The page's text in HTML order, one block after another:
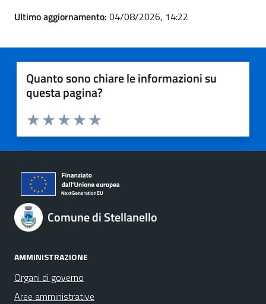
Ultimo aggiornamento: 04/08/2026, 14:22
Quanto sono chiare le informazioni su
questa pagina?
Valuta 5 stelle su 5
Valuta 4 stelle su 5
Valuta 3 stelle su 5
Valuta 2 stelle su 5
Valuta 1 stelle su 5
Comune di Stellanello
AMMINISTRAZIONE
Organi di governo
Aree amministrative